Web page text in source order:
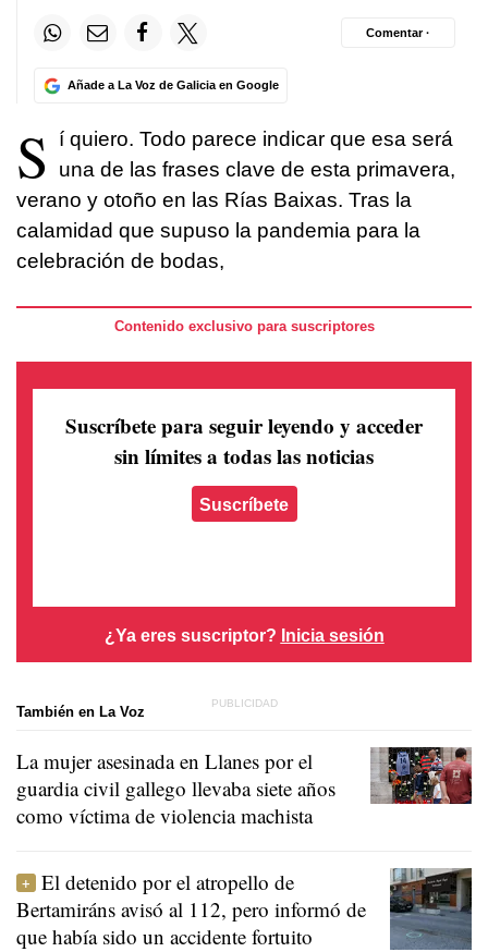
Añade a La Voz de Galicia en Google
Comentar ·
S
í quiero. Todo parece indicar que esa será
una de las frases clave de esta primavera,
verano y otoño en las Rías Baixas. Tras la
calamidad que supuso la pandemia para la
celebración de bodas,
Contenido exclusivo para suscriptores
Suscríbete para seguir leyendo y acceder
sin límites a todas las noticias
Suscríbete
¿Ya eres suscriptor? Inicia sesión
También en La Voz
La mujer asesinada en Llanes por el
guardia civil gallego llevaba siete años
como víctima de violencia machista
El detenido por el atropello de
Bertamiráns avisó al 112, pero informó de
que había sido un accidente fortuito